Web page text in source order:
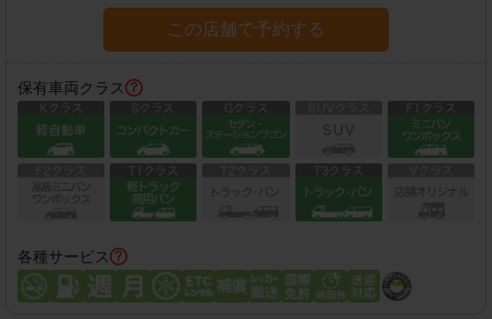
この店舗で予約する
保有車両クラス
各種サービス